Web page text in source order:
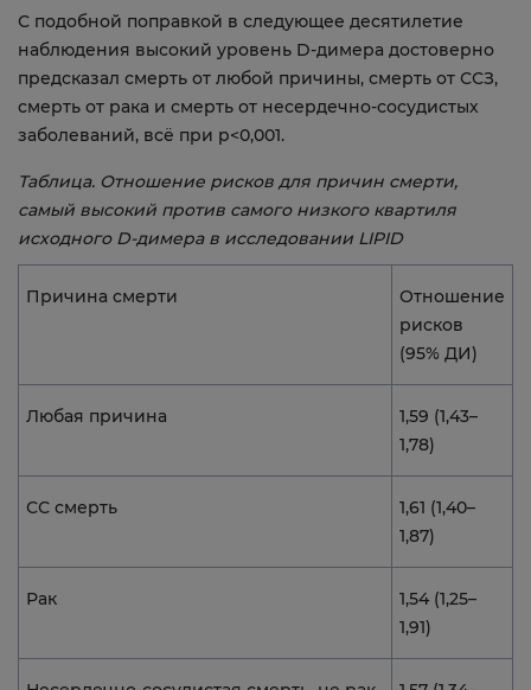
С подобной поправкой в следующее десятилетие
наблюдения высокий уровень D-димера достоверно
предсказал смерть от любой причины, смерть от ССЗ,
смерть от рака и смерть от несердечно-сосудистых
заболеваний, всё при p<0,001.
Таблица. Отношение рисков для причин смерти,
самый высокий против самого низкого квартиля
исходного D-димера в исследовании LIPID
Причина смерти
Отношение
рисков
(95% ДИ)
Любая причина
1,59 (1,43–
1,78)
СС смерть
1,61 (1,40–
1,87)
Рак
1,54 (1,25–
1,91)